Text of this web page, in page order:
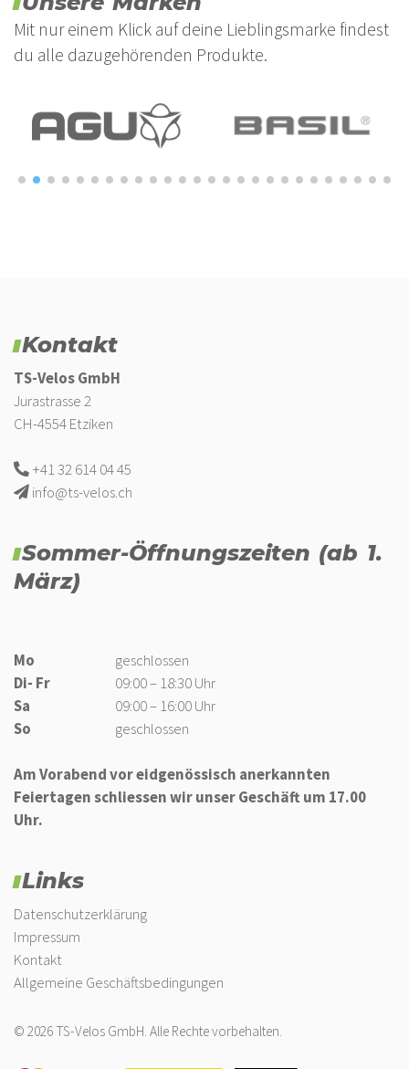
Mit nur einem Klick auf deine Lieblingsmarke findest
du alle dazugehörenden Produkte.
Kontakt
TS-Velos GmbH
Jurastrasse 2
CH-4554 Etziken
+41 32 614 04 45
info@ts-velos.ch
Sommer-Öffnungszeiten (ab 1.
März)
Mo
geschlossen
Di- Fr
09:00 – 18:30 Uhr
Sa
09:00 – 16:00 Uhr
So
geschlossen
Am Vorabend vor eidgenössisch anerkannten
Feiertagen schliessen wir unser Geschäft um 17.00
Uhr.
Links
Datenschutzerklärung
Impressum
Kontakt
Allgemeine Geschäftsbedingungen
© 2026 TS-Velos GmbH. Alle Rechte vorbehalten.